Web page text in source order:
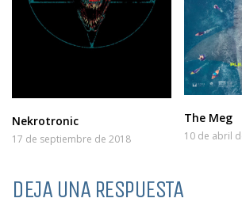
Nekrotronic
17 de septiembre de 2018
The Meg
10 de abril
DEJA UNA RESPUESTA